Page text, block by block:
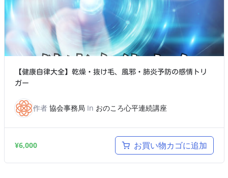
【健康自律大全】乾燥・抜け毛、風邪・肺炎予防の感情トリ
ガー
作者 協会事務局 In おのころ心平連続講座
¥6,000 お買い物カゴに追加